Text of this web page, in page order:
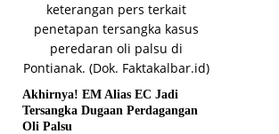
Akhirnya! EM Alias EC Jadi
Tersangka Dugaan Perdagangan
Oli Palsu